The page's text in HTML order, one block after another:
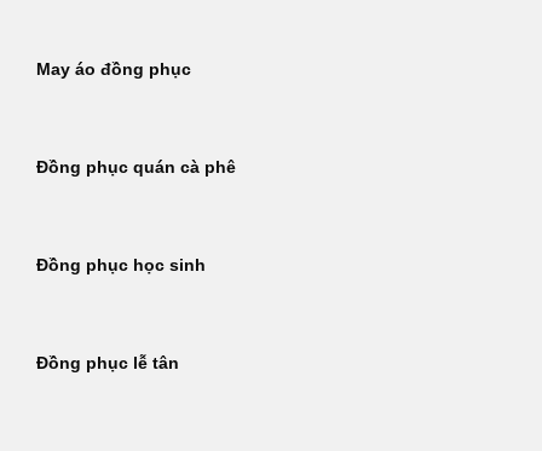
May áo đồng phục
Đồng phục quán cà phê
Đồng phục học sinh
Đồng phục lễ tân